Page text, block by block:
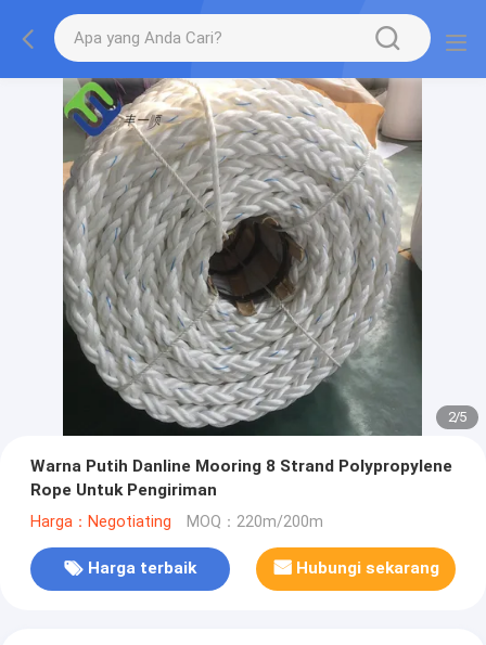
2/5
Warna Putih Danline Mooring 8 Strand Polypropylene
Rope Untuk Pengiriman
Harga：Negotiating MOQ：220m/200m
Harga terbaik Hubungi sekarang